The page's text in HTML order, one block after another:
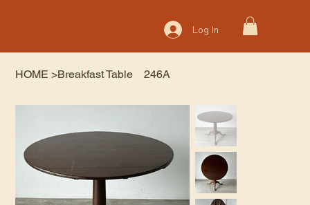
Log In
HOME >Breakfast Table 246A